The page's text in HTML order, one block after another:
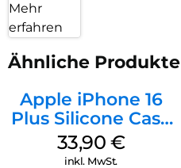
Mehr
erfahren
Ähnliche Produkte
Apple iPhone 16
Plus Silicone Case
MagSafe Lake
Green
33,90 €
inkl. MwSt.